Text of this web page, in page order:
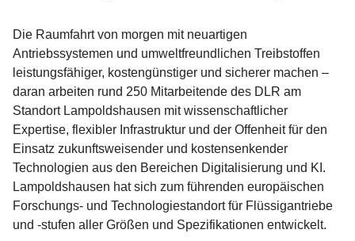
Die Raumfahrt von morgen mit neuartigen
Antriebssystemen und umweltfreundlichen Treibstoffen
leistungsfähiger, kostengünstiger und sicherer machen –
daran arbeiten rund 250 Mitarbeitende des DLR am
Standort Lampoldshausen mit wissenschaftlicher
Expertise, flexibler Infrastruktur und der Offenheit für den
Einsatz zukunftsweisender und kostensenkender
Technologien aus den Bereichen Digitalisierung und KI.
Lampoldshausen hat sich zum führenden europäischen
Forschungs- und Technologiestandort für Flüssigantriebe
und -stufen aller Größen und Spezifikationen entwickelt.